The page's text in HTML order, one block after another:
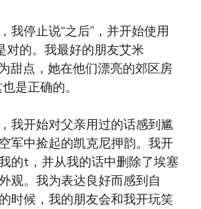
我停止说“之后”，并开始使用
对的。我最好的朋友艾米
甜点，她在他们漂亮的郊区房
是正确的。
我开始对父亲用过的话感到尴
军中捡起的凯克尼押韵。我开
的t，并从我的话中删除了埃塞
观。我为表达良好而感到自
时候，我的朋友会和我开玩笑